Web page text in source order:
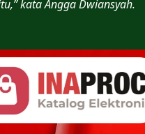
kata Angga Dwiansyah.